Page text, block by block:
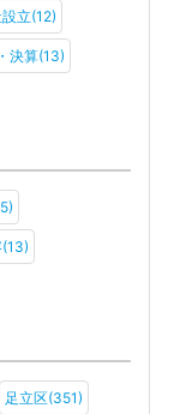
立(12)
決算(13)
(11)
一般社団法人(7)
足立区(351)